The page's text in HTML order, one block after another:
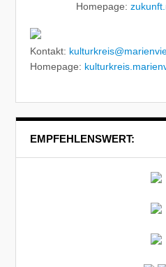
Homepage:
Kontakt:
Homepage:
EMPFEHLENSWERT: